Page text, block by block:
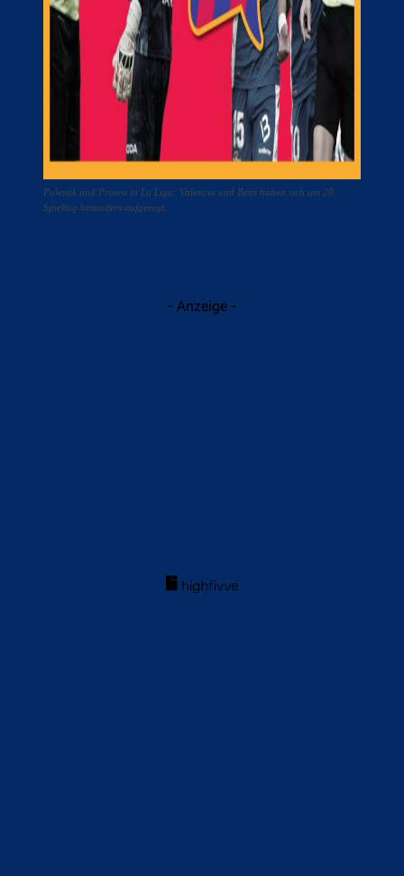
Polemik und Protest in La Liga: Valencia und Betis haben sich am 20.
Spieltag besonders aufgeregt.
- Anzeige -